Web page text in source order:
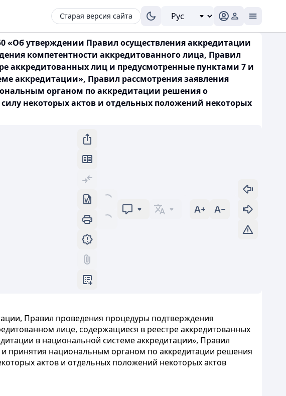
Старая версия сайта
«Об утверждении Правил осуществления аккредитации
компетентности аккредитованного лица, Правил
аккредитованных лиц и предусмотренные пунктами 7 и
аккредитации», Правил рассмотрения заявления
органом по аккредитации решения о
некоторых актов и отдельных положений некоторых
Правил проведения процедуры подтверждения
лице, содержащиеся в реестре аккредитованных
в национальной системе аккредитации», Правил
принятия национальным органом по аккредитации решения
актов и отдельных положений некоторых актов